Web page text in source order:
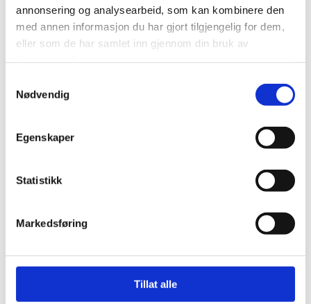
annonsering og analysearbeid, som kan kombinere den
med annen informasjon du har gjort tilgjengelig for dem,
eller som de har samlet inn gjennom din bruk av
Nødvendig
Egenskaper
Statistikk
Markedsføring
Tillat alle
Download the rules
Visit Alta for Travel Trade